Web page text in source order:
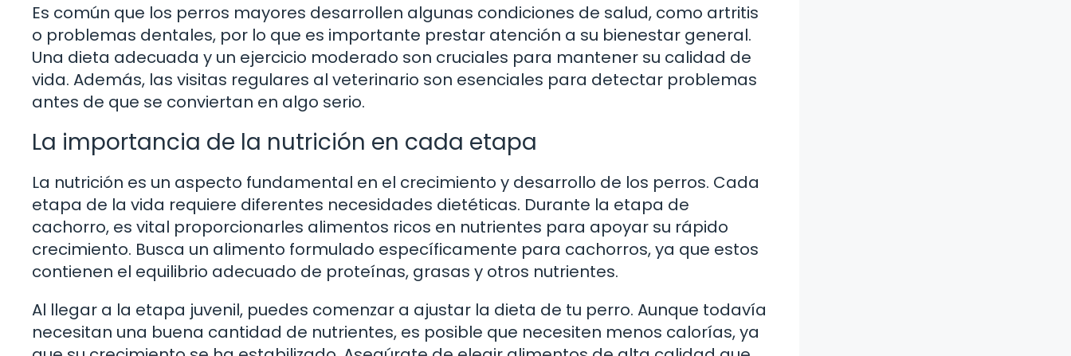
Es común que los perros mayores desarrollen algunas condiciones de salud, como artritis
o problemas dentales, por lo que es importante prestar atención a su bienestar general.
Una dieta adecuada y un ejercicio moderado son cruciales para mantener su calidad de
vida. Además, las visitas regulares al veterinario son esenciales para detectar problemas
antes de que se conviertan en algo serio.
La importancia de la nutrición en cada etapa
La nutrición es un aspecto fundamental en el crecimiento y desarrollo de los perros. Cada
etapa de la vida requiere diferentes necesidades dietéticas. Durante la etapa de
cachorro, es vital proporcionarles alimentos ricos en nutrientes para apoyar su rápido
crecimiento. Busca un alimento formulado específicamente para cachorros, ya que estos
contienen el equilibrio adecuado de proteínas, grasas y otros nutrientes.
Al llegar a la etapa juvenil, puedes comenzar a ajustar la dieta de tu perro. Aunque todavía
necesitan una buena cantidad de nutrientes, es posible que necesiten menos calorías, ya